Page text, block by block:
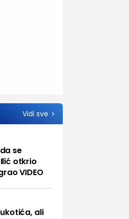
Vidi sve
se
otkrio
VIDEO
ali